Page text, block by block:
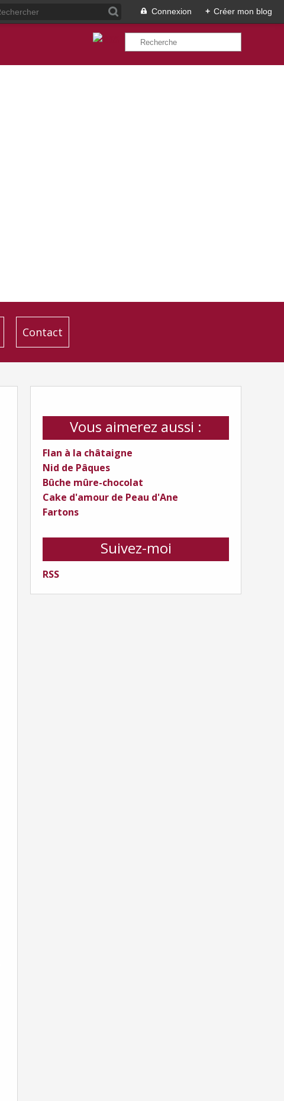
Connexion + Créer mon blog
Contact
Vous aimerez aussi :
Flan à la châtaigne
Nid de Pâques
Bûche mûre-chocolat
Cake d'amour de Peau d'Ane
Fartons
Suivez-moi
RSS